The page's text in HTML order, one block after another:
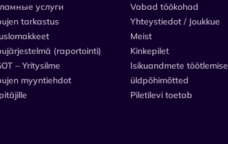
услуги
tarkastus
(raportointi)
– Yritysilme
myyntiehdot
Vabad töökohad
Yhteystiedot / Joukkue
Meist
Kinkepilet
Isikuandmete töötlemise
üldpõhimõtted
Piletilevi toetab